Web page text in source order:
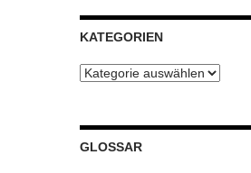
KATEGORIEN
Kategorien
GLOSSAR